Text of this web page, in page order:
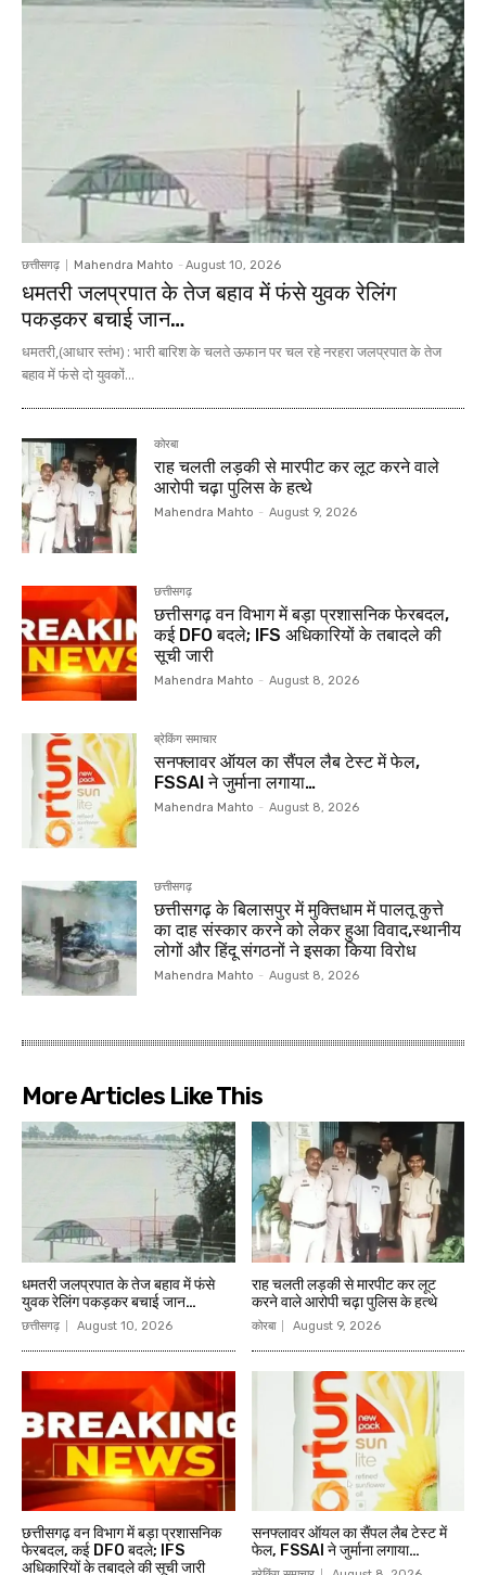
छत्तीसगढ़ Mahendra Mahto - August 10, 2026
धमतरी जलप्रपात के तेज बहाव में फंसे युवक रेलिंग
पकड़कर बचाई जान…
धमतरी,(आधार स्तंभ) : भारी बारिश के चलते ऊफान पर चल रहे नरहरा जलप्रपात के तेज
बहाव में फंसे दो युवकों...
कोरबा
राह चलती लड़की से मारपीट कर लूट करने वाले
आरोपी चढ़ा पुलिस के हत्थे
Mahendra Mahto - August 9, 2026
छत्तीसगढ़
छत्तीसगढ़ वन विभाग में बड़ा प्रशासनिक फेरबदल,
कई DFO बदले; IFS अधिकारियों के तबादले की
सूची जारी
Mahendra Mahto - August 8, 2026
ब्रेकिंग समाचार
सनफ्लावर ऑयल का सैंपल लैब टेस्ट में फेल,
FSSAI ने जुर्माना लगाया…
Mahendra Mahto - August 8, 2026
छत्तीसगढ़
छत्तीसगढ़ के बिलासपुर में मुक्तिधाम में पालतू कुत्ते
का दाह संस्कार करने को लेकर हुआ विवाद,स्थानीय
लोगों और हिंदू संगठनों ने इसका किया विरोध
Mahendra Mahto - August 8, 2026
More Articles Like This
धमतरी जलप्रपात के तेज बहाव में फंसे
युवक रेलिंग पकड़कर बचाई जान…
छत्तीसगढ़ August 10, 2026
राह चलती लड़की से मारपीट कर लूट
करने वाले आरोपी चढ़ा पुलिस के हत्थे
कोरबा August 9, 2026
छत्तीसगढ़ वन विभाग में बड़ा प्रशासनिक
फेरबदल, कई DFO बदले; IFS
अधिकारियों के तबादले की सूची जारी
सनफ्लावर ऑयल का सैंपल लैब टेस्ट में
फेल, FSSAI ने जुर्माना लगाया…